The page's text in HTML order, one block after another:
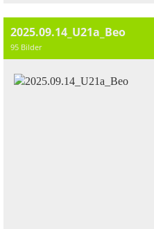
2025.09.14_U21a_Beo
95 Bilder